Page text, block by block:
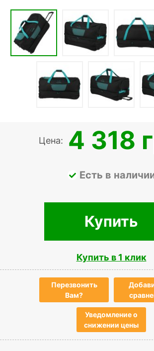
Цена: 4 318
Есть в
Купить
Купить в 1 клик
Перезвонить
Вам?
Уведомление о
снижении цены